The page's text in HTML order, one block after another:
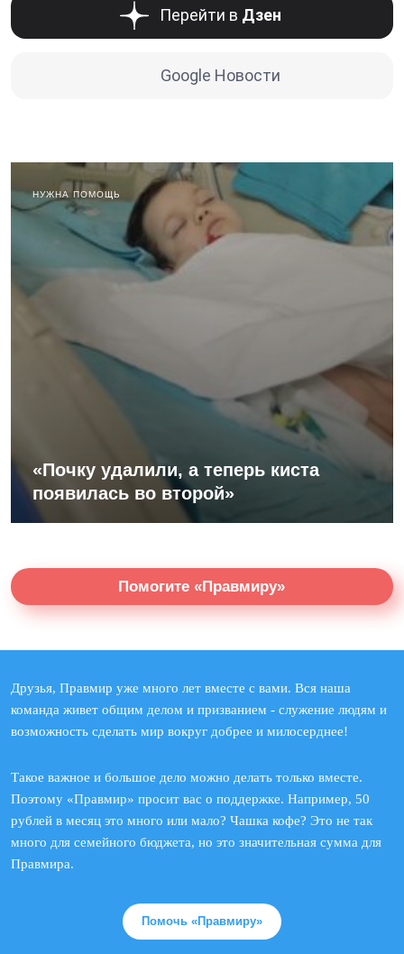
Перейти в Дзен
Google Новости
НУЖНА ПОМОЩЬ
«Почку удалили, а теперь киста
появилась во второй»
Помогите «Правмиру»
Друзья, Правмир уже много лет вместе с вами. Вся наша
команда живет общим делом и призванием - служение людям и
возможность сделать мир вокруг добрее и милосерднее!
Такое важное и большое дело можно делать только вместе.
Поэтому «Правмир» просит вас о поддержке. Например, 50
рублей в месяц это много или мало? Чашка кофе? Это не так
много для семейного бюджета, но это значительная сумма для
Правмира.
Помочь «Правмиру»